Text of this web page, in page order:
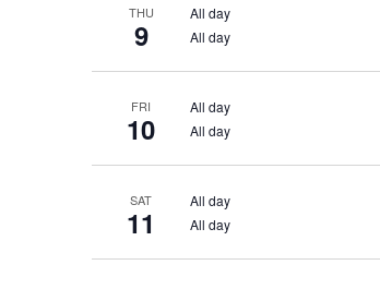
THU
9
All day
All day
FRI
10
All day
All day
SAT
11
All day
All day